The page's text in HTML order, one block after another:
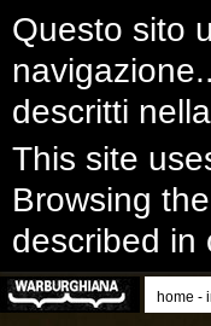
Questo sito
descritti
This site
Browsing
described
home -